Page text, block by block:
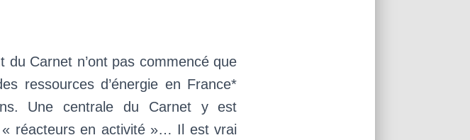
du Carnet n’ont pas commencé que
ressources d’énergie en France*
Une centrale du Carnet y est
réacteurs en activité »… Il est vrai